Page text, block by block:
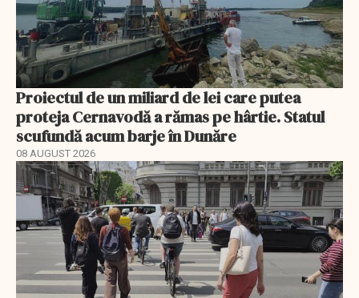
Proiectul de un miliard de lei care putea
proteja Cernavodă a rămas pe hârtie. Statul
scufundă acum barje în Dunăre
08 AUGUST 2026